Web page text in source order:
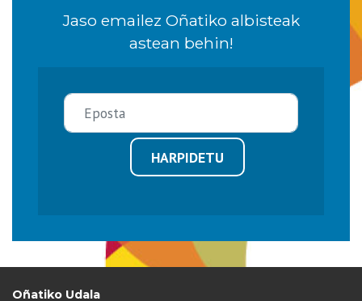
Jaso emailez Oñatiko albisteak
astean behin!
HARPIDETU
Oñatiko Udala